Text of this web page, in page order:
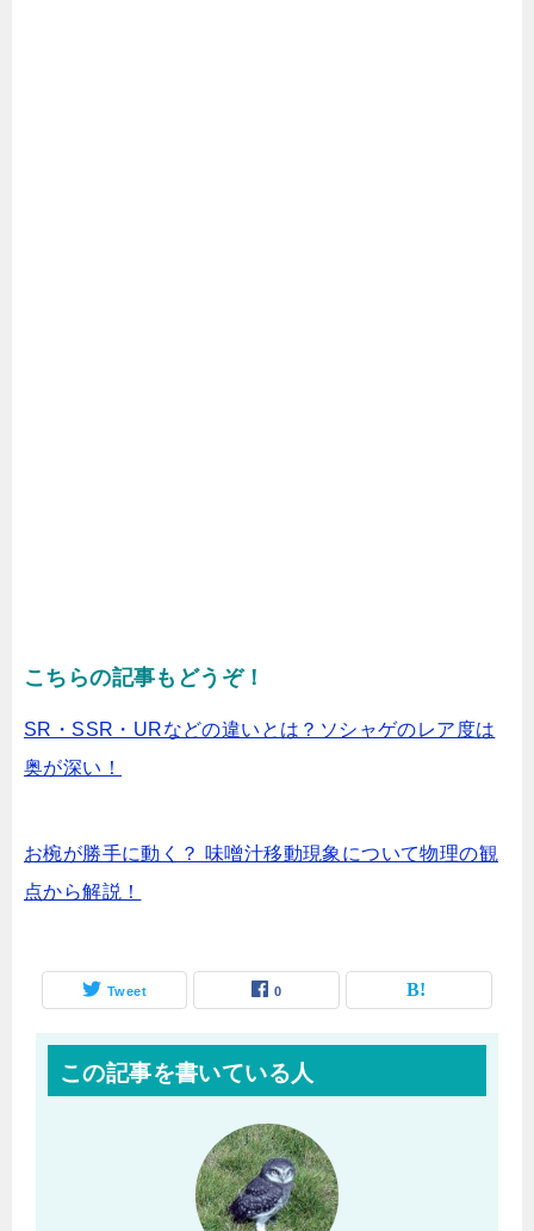
こちらの記事もどうぞ！
SR・SSR・URなどの違いとは？ソシャゲのレア度は
奥が深い！
お椀が勝手に動く？ 味噌汁移動現象について物理の観
点から解説！
Tweet 0
この記事を書いている人